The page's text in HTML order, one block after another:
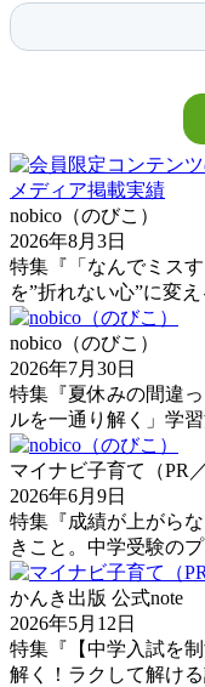
メディア掲載実績
nobico（のびこ）
2026年8月3日
特集『「なんでミス
を”折れない心”に変
nobico（のびこ）
2026年7月30日
特集『夏休みの間違
ルを一通り解く」学
マイナビ子育て（PR
2026年6月9日
特集『成績が上がら
きこと。中学受験の
かんき出版 公式note
2026年5月12日
特集『【中学入試を
解く！ラクして解ける